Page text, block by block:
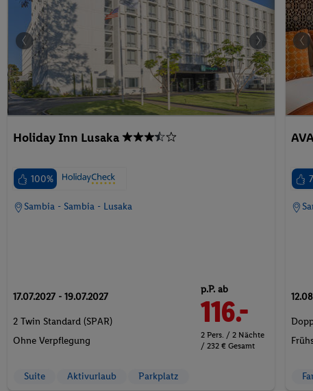
Holiday Inn Lusaka
100%
Sambia - Sambia - Lusaka
17.07.2027 - 19.07.2027
2 Twin Standard (SPAR)
Ohne Verpflegung
p.P. ab
116.-
2 Pers. / 2 Nächte
/ 232 € Gesamt
Suite Aktivurlaub Parkplatz